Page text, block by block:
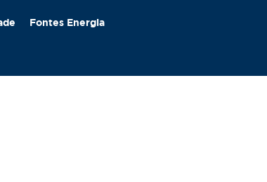
Fontes Energia